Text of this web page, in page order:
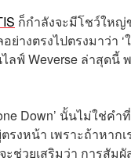
ก็กำลังจะมีโชว์ใหญ่
างตรงไปตรงมาว่า
ฟ์ Weverse ล่าสุดนี้
Down’ นั้นไม่ใช่ค
งหน้า เพราะถ้าหาก
ช่วยเสริมว่า การสั